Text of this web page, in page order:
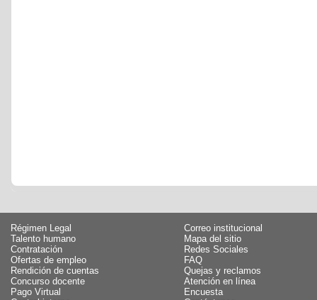
Régimen Legal
Talento humano
Contratación
Ofertas de empleo
Rendición de cuentas
Concurso docente
Pago Virtual
Correo institucional
Mapa del sitio
Redes Sociales
FAQ
Quejas y reclamos
Atención en línea
Encuesta